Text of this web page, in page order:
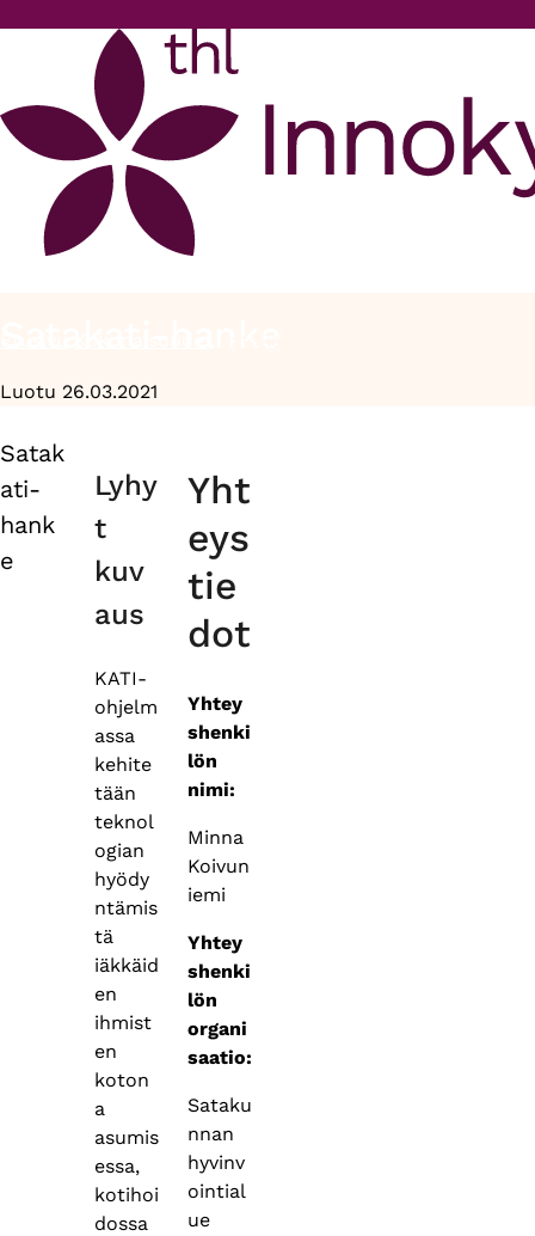
Luotu 26.03.2021
Primary
tabs
Satak
ati-
hank
e
Lyhy
t
kuv
aus
KATI-
ohjelm
assa
kehite
tään
teknol
ogian
hyödy
ntämis
tä
iäkkäid
en
ihmist
en
koton
a
asumis
essa,
kotihoi
dossa
Yht
eys
tie
dot
Yhtey
shenki
lön
nimi:
Minna
Koivun
iemi
Yhtey
shenki
lön
organi
saatio:
Sataku
nnan
hyvinv
ointial
ue